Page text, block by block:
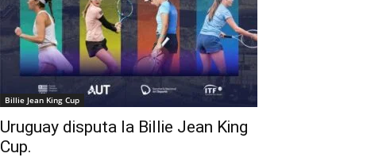
Billie Jean King Cup
Uruguay disputa la Billie Jean King
Cup.